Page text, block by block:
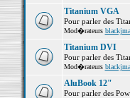
Titanium VGA
Pour parler des
Mod�rateurs
Titanium DVI
Pour parler des
Mod�rateurs
AluBook 12"
Pour parler des